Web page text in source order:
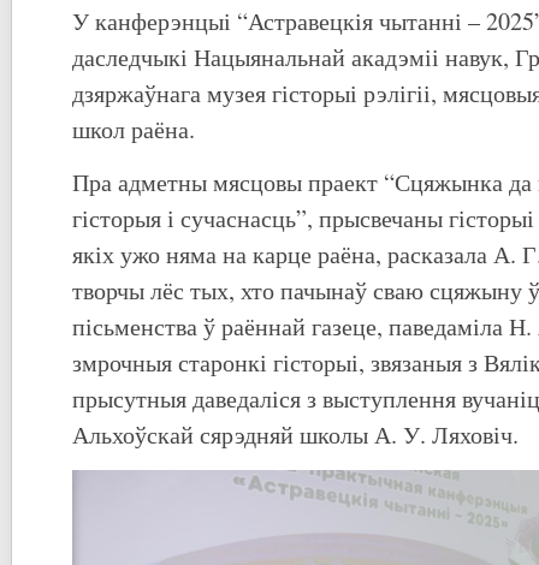
У канферэнцыі “Астравецкія чытанні –
даследчыкі Нацыянальнай акадэміі навук,
дзяржаўнага музея гісторыі рэлігіі,
школ раёна.
Пра адметны мясцовы праект “Сцяжынка да
гісторыя і сучаснасць”, прысвечаны
якіх ужо няма на карце раёна, расказала А.
творчы лёс тых, хто пачынаў сваю сцяжыну
пісьменства ў раённай газеце, паведаміла
змрочныя старонкі гісторыі, звязаныя з
прысутныя даведаліся з выступлення
Альхоўскай сярэдняй школы А. У. Ляховіч.